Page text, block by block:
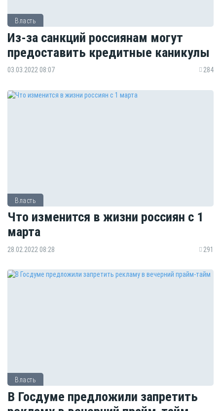
Власть
Из-за санкций россиянам могут
предоставить кредитные каникулы
03.03.2022 08:07 284
Власть
Что изменится в жизни россиян с 1
марта
28.02.2022 08:28 291
Власть
В Госдуме предложили запретить